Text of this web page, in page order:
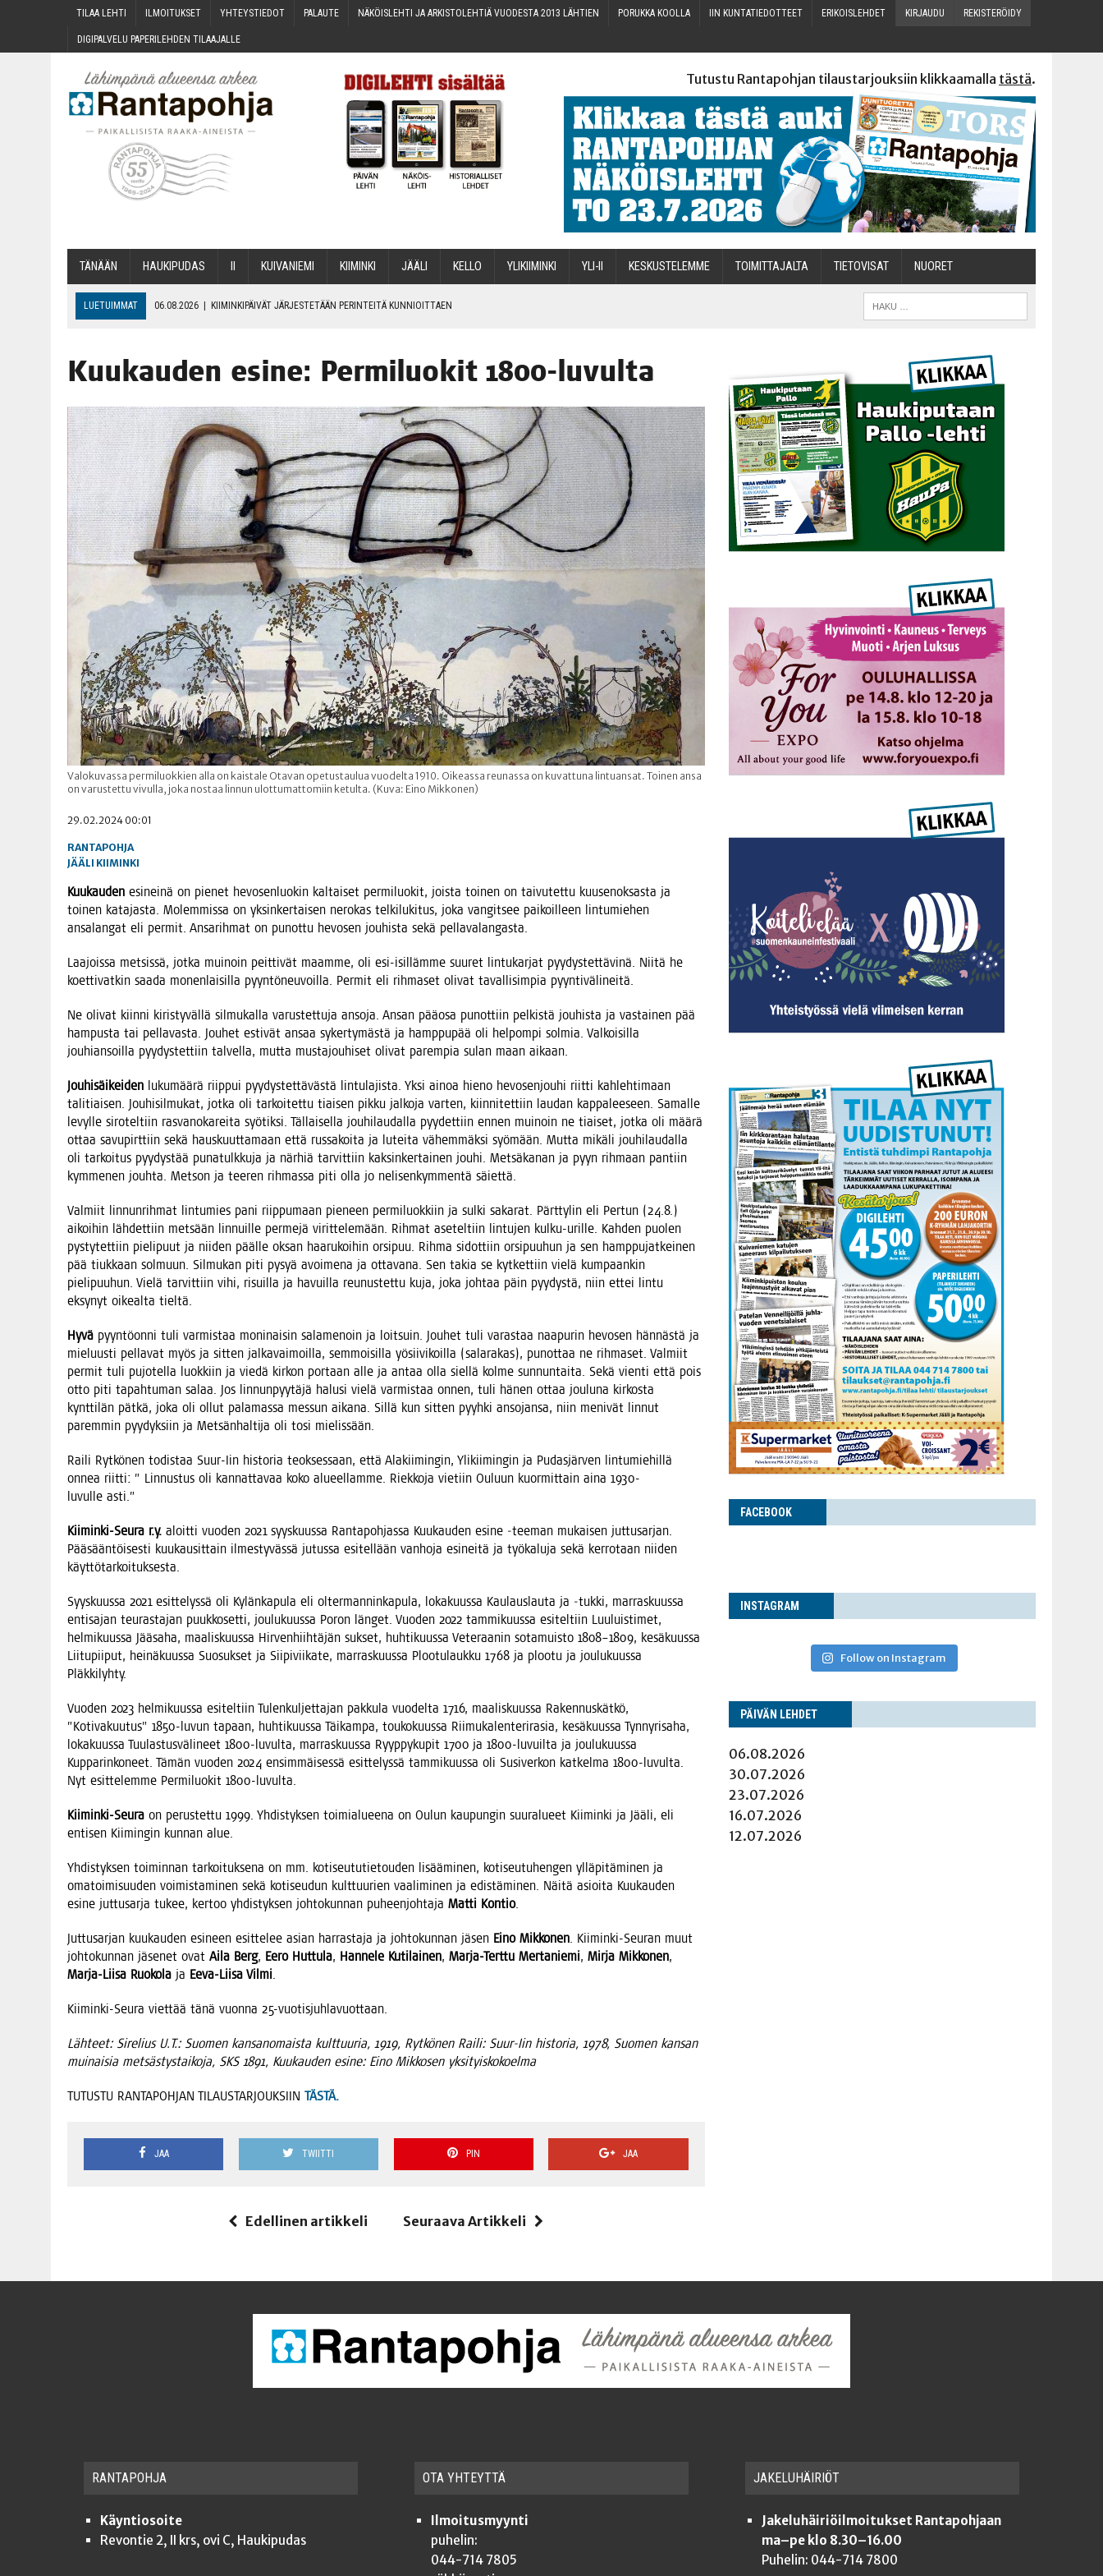
TILAA LEH­TI ILMOI­TUK­SET YHTEYS­TIE­DOT PALAU­TE NÄKÖIS­LEH­TI JA ARKIS­TO­LEH­TIÄ VUO­DES­TA 2013 LÄHTIEN PORUK­KA KOOLLA IIN KUN­TA­TIE­DOT­TEET ERI­KOIS­LEH­DET KIR­JAU­DU REKIS­TE­RÖI­DY
DIGI­PAL­VE­LU PAPE­RI­LEH­DEN TILAAJALLE
Tutustu Rantapohjan tilaustarjouksiin klikkaamalla tästä.
TÄNÄÄN HAU­KI­PU­DAS KUI­VA­NIE­MI KII­MIN­KI JÄÄ­LI KEL­LO YLI­KII­MIN­KI YLI-II KES­KUS­TE­LEM­ME TOI­MIT­TA­JAL­TA TIETOVISAT NUO­RET
LUETUIMMAT 06.08.2026 | KII­MIN­KI­PÄI­VÄT JÄR­JES­TE­TÄÄN PERIN­TEI­TÄ KUNNIOITTAEN
06.08.2026 MAKA­RO­NI­LAA­TI­KOL­LA ARKEEN
08.08.2026 | MENO­VINK­KE­JÄ LOP­PU­KE­SÄN TAPAHTUMIIN
Kuu­kau­den esi­ne: Per­mi­luo­kit 1800-luvulta
Valokuvassa permiluokkien alla on kaistale Otavan opetustaulua vuodelta 1910. Oikeassa reunassa on kuvattuna lintuansat. Toinen ansa
on varustettu vivulla, joka nostaa linnun ulottumattomiin ketulta. (Kuva: Eino Mikkonen)
29.02.2024 00:01
RANTAPOHJA
JÄÄLI KIIMINKI
Kuu­kau­den esi­nei­nä on pie­net hevo­sen­luo­kin kal­tai­set per­mi­luo­kit, jois­ta toi­nen on tai­vu­tet­tu kuuse­nok­sas­ta ja
toi­nen kata­jas­ta. Molem­mis­sa on yksin­ker­tai­sen nero­kas tel­ki­lu­ki­tus, joka van­git­see pai­koil­leen lin­tu­mie­hen
ansa­lan­gat eli per­mit. Ansa­rih­mat on punot­tu hevo­sen jou­his­ta sekä pellavalangasta.
Laa­jois­sa met­sis­sä, jot­ka mui­noin peit­ti­vät maam­me, oli esi-isil­läm­me suu­ret lin­tu­kar­jat pyy­dys­tet­tä­vi­nä. Nii­tä he
koet­ti­vat­kin saa­da monen­lai­sil­la pyyn­tö­neu­voil­la. Per­mit eli rih­ma­set oli­vat taval­li­sim­pia pyyntivälineitä.
Ne oli­vat kiin­ni kiris­ty­väl­lä sil­mu­kal­la varus­tet­tu­ja anso­ja. Ansan pää­osa punot­tiin pel­kis­tä jou­his­ta ja vas­tai­nen pää
ham­pus­ta tai pel­la­vas­ta. Jou­het esti­vät ansaa syker­ty­mäs­tä ja hamp­pu­pää oli hel­pom­pi sol­mia. Val­koi­sil­la
jou­hian­soil­la pyy­dys­tet­tiin tal­vel­la, mut­ta mus­ta­jou­hi­set oli­vat parem­pia sulan maan aikaan.
Jou­hi­säi­kei­den luku­mää­rä riip­pui pyy­dys­tet­tä­väs­tä lin­tu­la­jis­ta. Yksi ainoa hie­no hevo­sen­jou­hi riit­ti kah­leh­ti­maan
tali­tiai­sen. Jou­hi­sil­mu­kat, jot­ka oli tar­koi­tet­tu tiai­sen pik­ku jal­ko­ja var­ten, kiin­ni­tet­tiin lau­dan kap­pa­lee­seen. Samal­le
levyl­le siro­tel­tiin ras­va­no­ka­rei­ta syö­tik­si. Täl­lai­sel­la jou­hi­lau­dal­la pyy­det­tiin ennen mui­noin ne tiai­set, jot­ka oli mää­rä
ottaa savu­pirt­tiin sekä haus­kuut­ta­maan että rus­sa­koi­ta ja lutei­ta vähem­mäk­si syö­mään. Mut­ta mikä­li jou­hi­lau­dal­la
oli tar­koi­tus pyy­dys­tää puna­tulk­ku­ja ja när­hiä tar­vit­tiin kak­sin­ker­tai­nen jou­hi. Met­sä­ka­nan ja pyyn rih­maan pan­tiin
kym­me­nen jouh­ta. Met­son ja tee­ren rih­mas­sa piti olla jo neli­sen­kym­men­tä säiettä.
Val­miit lin­nun­rih­mat lin­tu­mies pani riip­pu­maan pie­neen per­mi­luok­kiin ja sul­ki saka­rat. Pärt­ty­lin eli Per­tun (24.8.)
aikoi­hin läh­det­tiin met­sään lin­nuil­le per­me­jä virit­te­le­mään. Rih­mat ase­tel­tiin lin­tu­jen kul­ku-uril­le. Kah­den puo­len
pys­ty­tet­tiin pie­li­puut ja nii­den pääl­le oksan haa­ru­koi­hin orsi­puu. Rih­ma sidot­tiin orsi­puu­hun ja sen hamp­pu­jat­kei­nen
pää tiuk­kaan sol­muun. Sil­mu­kan piti pysyä avoi­me­na ja otta­va­na. Sen takia se kyt­ket­tiin vie­lä kum­paan­kin
pie­li­puu­hun. Vie­lä tar­vit­tiin vihi, risuil­la ja havuil­la reu­nus­tet­tu kuja, joka joh­taa päin pyy­dys­tä, niin ettei lin­tu
eksy­nyt oikeal­ta tieltä.
Hyvä pyyn­tö­on­ni tuli var­mis­taa moni­nai­sin sala­me­noin ja loit­suin. Jou­het tuli varas­taa naa­pu­rin hevo­sen hän­näs­tä ja
mie­luus­ti pel­la­vat myös ja sit­ten jal­ka­vai­moil­la, sem­moi­sil­la yösii­vi­koil­la (sala­ra­kas), punot­taa ne rih­ma­set. Val­miit
per­mit tuli pujo­tel­la luok­kiin ja vie­dä kir­kon por­taan alle ja antaa olla siel­lä kol­me sun­nun­tai­ta. Sekä vien­ti että pois
otto piti tapah­tu­man salaa. Jos lin­nun­pyy­tä­jä halusi vie­lä var­mis­taa onnen, tuli hänen ottaa jou­lu­na kir­kos­ta
kynt­ti­län pät­kä, joka oli ollut pala­mas­sa mes­sun aika­na. Sil­lä kun sit­ten pyyh­ki anso­jan­sa, niin meni­vät lin­nut
parem­min pyy­dyk­siin ja Met­sän­hal­ti­ja oli tosi mielissään.
Rai­li Ryt­kö­nen todis­taa Suur-Iin his­to­ria teok­ses­saan, että Ala­kii­min­gin, Yli­kii­min­gin ja Pudas­jär­ven lin­tu­mie­hil­lä
onnea riit­ti: ” Lin­nus­tus oli kan­nat­ta­vaa koko alu­eel­lam­me. Riek­ko­ja vie­tiin Ouluun kuor­mit­tain aina 1930-
luvul­le asti.”
Kii­min­ki-Seu­ra r.y. aloit­ti vuo­den 2021 syys­kuus­sa Ran­ta­poh­jas­sa Kuu­kau­den esi­ne ‑tee­man mukai­sen jut­tusar­jan.
Pää­sään­töi­ses­ti kuu­kausit­tain ilmes­ty­väs­sä jutus­sa esi­tel­lään van­ho­ja esi­nei­tä ja työ­ka­lu­ja sekä ker­ro­taan nii­den
käyttötarkoituksesta.
Syys­kuus­sa 2021 esit­te­lys­sä oli Kylän­ka­pu­la eli olter­man­nin­ka­pu­la, loka­kuus­sa Kau­laus­lau­ta ja ‑tuk­ki, mar­ras­kuus­sa
enti­sa­jan teu­ras­ta­jan puuk­ko­set­ti, jou­lu­kuus­sa Poron län­get. Vuo­den 2022 tam­mi­kuus­sa esi­tel­tiin Luu­luis­ti­met,
hel­mi­kuus­sa Jää­sa­ha, maa­lis­kuus­sa Hir­ven­hiih­tä­jän suk­set, huh­ti­kuus­sa Vete­raa­nin sota­muis­to 1808–1809, kesä­kuus­sa
Lii­tu­pii­put, hei­nä­kuus­sa Suo­suk­set ja Sii­pi­vii­ka­te, mar­ras­kuus­sa Ploo­tu­lauk­ku 1768 ja ploo­tu ja jou­lu­kuus­sa
Pläkkilyhty.
Vuo­den 2023 hel­mi­kuus­sa esi­tel­tiin Tulen­kul­jet­ta­jan pak­ku­la vuo­del­ta 1716, maa­lis­kuus­sa Raken­nus­kät­kö,
”Koti­va­kuu­tus” 1850-luvun tapaan, huh­ti­kuus­sa Täi­kam­pa, tou­ko­kuus­sa Rii­mu­ka­len­te­ri­ra­sia, kesä­kuus­sa Tyn­ny­ri­sa­ha,
loka­kuus­sa Tuu­las­tus­vä­li­neet 1800-luvul­ta, mar­ras­kuus­sa Ryyp­py­ku­pit 1700 ja 1800-luvuil­ta ja jou­lu­kuus­sa
Kup­pa­rin­ko­neet. Tämän vuo­den 2024 ensim­mäi­ses­sä esit­te­lys­sä tam­mi­kuus­sa oli Susi­ver­kon kat­kel­ma 1800-luvul­ta.
Nyt esit­te­lem­me Per­mi­luo­kit 1800-luvulta.
Kii­min­ki-Seu­ra on perus­tet­tu 1999. Yhdis­tyk­sen toi­mia­lu­ee­na on Oulun kau­pun­gin suur­alu­eet Kii­min­ki ja Jää­li, eli
enti­sen Kii­min­gin kun­nan alue.
Yhdis­tyk­sen toi­min­nan tar­koi­tuk­se­na on mm. koti­seu­tu­tie­tou­den lisää­mi­nen, koti­seu­tu­hen­gen yllä­pi­tä­mi­nen ja
oma­toi­mi­suu­den voi­mis­ta­mi­nen sekä koti­seu­dun kult­tuu­rien vaa­li­mi­nen ja edis­tä­mi­nen. Näi­tä asioi­ta Kuu­kau­den
esi­ne jut­tusar­ja tukee, ker­too yhdis­tyk­sen joh­to­kun­nan puheen­joh­ta­ja Mat­ti Kon­tio.
Jut­tusar­jan kuu­kau­den esi­neen esit­te­lee asian har­ras­ta­ja ja joh­to­kun­nan jäsen Eino Mik­ko­nen . Kii­min­ki-Seu­ran muut
joh­to­kun­nan jäse­net ovat Aila Berg, Eero Hut­tu­la, Han­ne­le Kuti­lai­nen, Mar­ja-Tert­tu Mer­ta­nie­mi, Mir­ja Mik­ko­nen,
Mar­ja-Lii­sa Ruo­ko­la ja Eeva-Lii­sa Vil­mi
Kii­min­ki-Seu­ra viet­tää tänä vuon­na 25-vuotisjuhlavuottaan.
Läh­teet: Sire­lius U.T.: Suo­men kan­san­omais­ta kult­tuu­ria, 1919, Ryt­kö­nen Rai­li: Suur-Iin his­to­ria, 1978, Suo­men kan­san
mui­nai­sia met­säs­tys­tai­ko­ja, SKS 1891, Kuu­kau­den esi­ne: Eino Mik­ko­sen yksityiskokoelma
TUTUSTU RANTAPOHJAN TILAUSTARJOUKSIIN TÄSTÄ.
JAA TWIITTI PIN JAA
Edellinen artikkeli Seuraava Artikkeli
FACE­BOOK
INS­TA­GRAM
Follow on Instagram
PÄI­VÄN LEHDET
06.08.2026
30.07.2026
23.07.2026
16.07.2026
12.07.2026
RAN­TA­POH­JA
Käyntiosoite
Revontie 2, II krs, ovi C, Haukipudas
OTA YHTEYT­TÄ
Ilmoitusmyynti
puhelin:
044-714 7805
JAKE­LU­HÄI­RIÖT
Jakeluhäiriöilmoitukset Rantapohjaan
ma–pe klo 8.30–16.00
Puhelin: 044-714 7800